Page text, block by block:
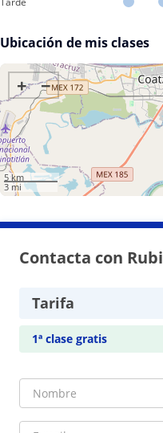
Ubicación de mis clases
+ −
5 km
3 mi
Contacta con Rubi
Tarifa
1ª clase gratis